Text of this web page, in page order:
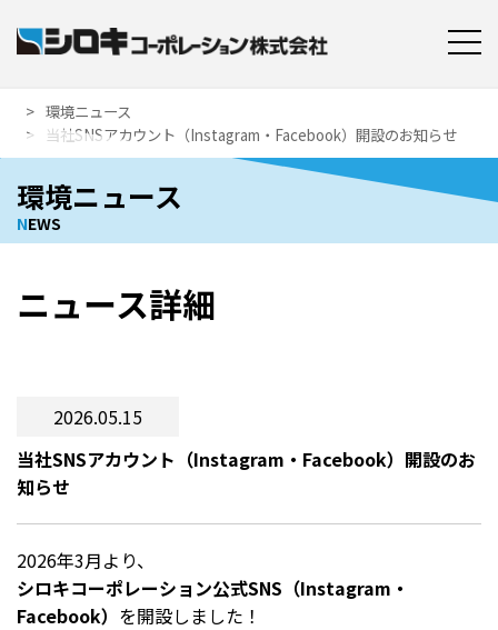
環境ニュース
当社SNSアカウント（Instagram・Facebook）開設のお知らせ
環境ニュース
NEWS
ニュース詳細
2026.05.15
当社SNSアカウント（Instagram・Facebook）開設のお
知らせ
2026年3月より、
シロキコーポレーション公式SNS （Instagram ・
Facebook） を開設しました！